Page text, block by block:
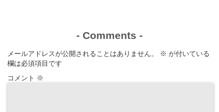
- Comments -
メールアドレスが公開されることはありません。 ※ が付いている
欄は必須項目です
コメント ※